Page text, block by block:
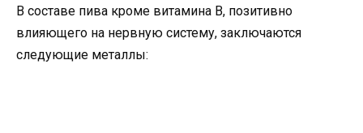
В составе пива кроме витамина В, позитивно
влияющего на нервную систему, заключаются
следующие металлы: